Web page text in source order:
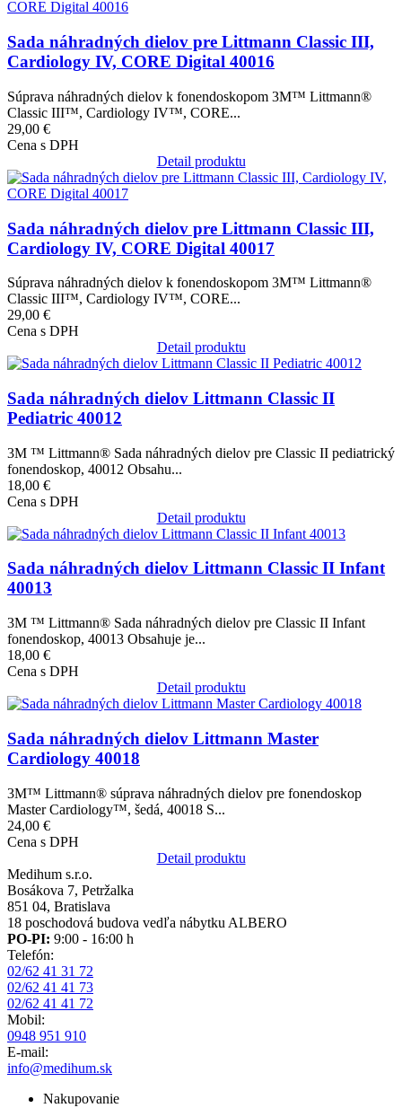
Sada náhradných dielov pre Littmann Classic III,
Cardiology IV, CORE Digital 40016
Súprava náhradných dielov k fonendoskopom 3M™ Littmann®
Classic III™, Cardiology IV™, CORE...
29,00 €
Cena s DPH
Detail produktu
Obrázok
Sada náhradných dielov pre Littmann Classic III,
Cardiology IV, CORE Digital 40017
Súprava náhradných dielov k fonendoskopom 3M™ Littmann®
Classic III™, Cardiology IV™, CORE...
29,00 €
Cena s DPH
Detail produktu
Obrázok
Sada náhradných dielov Littmann Classic II
Pediatric 40012
3M ™ Littmann® Sada náhradných dielov pre Classic II pediatrický
fonendoskop, 40012 Obsahu...
18,00 €
Cena s DPH
Detail produktu
Obrázok
Sada náhradných dielov Littmann Classic II Infant
40013
3M ™ Littmann® Sada náhradných dielov pre Classic II Infant
fonendoskop, 40013 Obsahuje je...
18,00 €
Cena s DPH
Detail produktu
Obrázok
Sada náhradných dielov Littmann Master
Cardiology 40018
3M™ Littmann® súprava náhradných dielov pre fonendoskop
Master Cardiology™, šedá, 40018 S...
24,00 €
Cena s DPH
Detail produktu
Medihum s.r.o.
Bosákova 7, Petržalka
851 04, Bratislava
18 poschodová budova vedľa nábytku ALBERO
PO-PI: 9:00 - 16:00 h
Telefón:
02/62 41 31 72
02/62 41 41 73
02/62 41 41 72
Mobil:
0948 951 910
E-mail:
info@medihum.sk
Nakupovanie